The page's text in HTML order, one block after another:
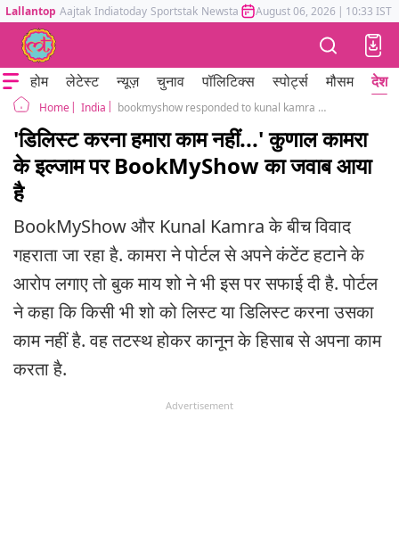
Lallantop Aajtak Indiatoday Sportstak Newstak Mumbai Tak Astrotak
August 06, 2026 | 10:33 IST
होम लेटेस्ट न्यूज़ चुनाव पॉलिटिक्स स्पोर्ट्स मौसम देश
Home India bookmyshow responded to kunal kamra on delist controversy
'डिलिस्ट करना हमारा काम नहीं...' कुणाल कामरा
के इल्जाम पर BookMyShow का जवाब आया
है
BookMyShow और Kunal Kamra के बीच विवाद
गहराता जा रहा है. कामरा ने पोर्टल से अपने कंटेंट हटाने के
आरोप लगाए तो बुक माय शो ने भी इस पर सफाई दी है. पोर्टल
ने कहा कि किसी भी शो को लिस्ट या डिलिस्ट करना उसका
काम नहीं है. वह तटस्थ होकर कानून के हिसाब से अपना काम
करता है.
Advertisement